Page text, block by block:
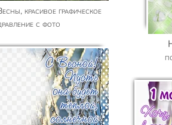
Нежная
с фото